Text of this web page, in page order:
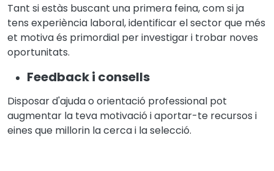
Tant si estàs buscant una primera feina, com si ja
tens experiència laboral, identificar el sector que més
et motiva és primordial per investigar i trobar noves
oportunitats.
Feedback i consells
Disposar d'ajuda o orientació professional pot
augmentar la teva motivació i aportar-te recursos i
eines que millorin la cerca i la selecció.